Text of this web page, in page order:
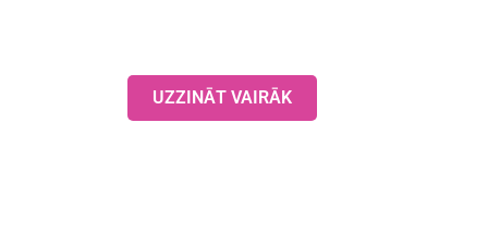
UZZINĀT VAIRĀK